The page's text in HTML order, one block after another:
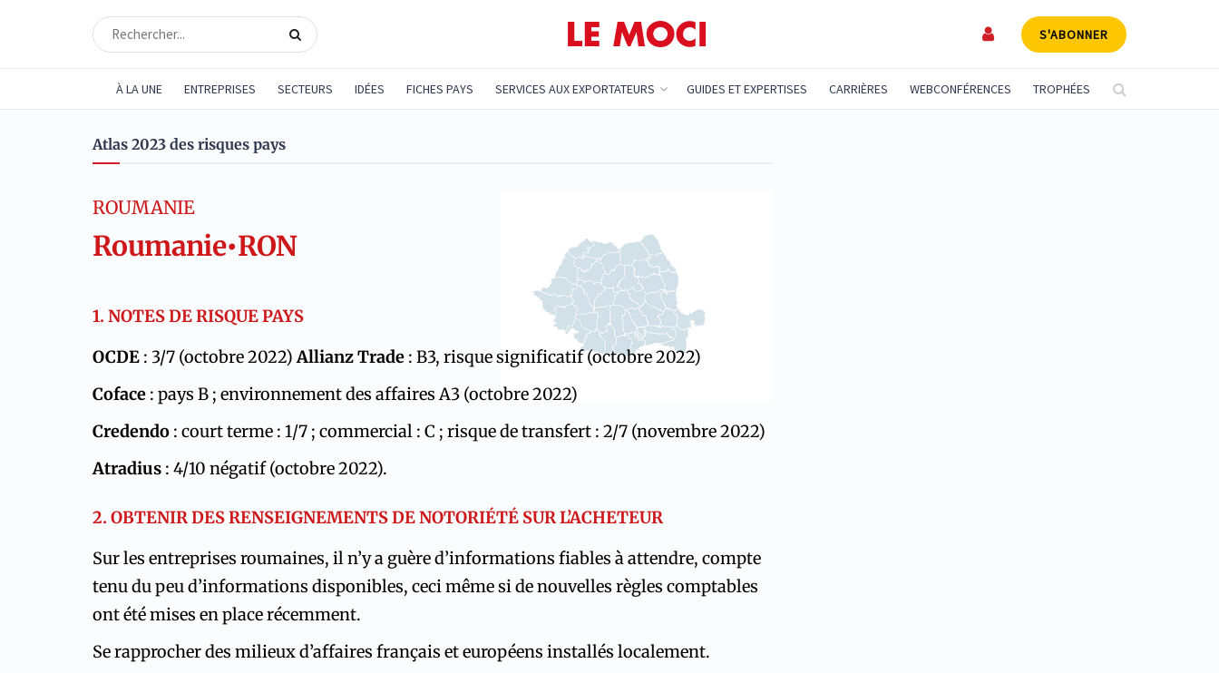
S'ABONNER
À LA UNE ENTREPRISES SECTEURS IDÉES FICHES PAYS SERVICES AUX EXPORTATEURS GUIDES ET EXPERTISES CARRIÈRES WEBCONFÉRENCES TROPHÉES
Atlas 2023 des risques pays
ROUMANIE
Roumanie•RON
1. NOTES DE RISQUE PAYS
OCDE : 3/7 (octobre 2022) Allianz Trade : B3, risque significatif (octobre 2022)
Coface : pays B ; environnement des affaires A3 (octobre 2022)
Credendo : court terme : 1/7 ; commercial : C ; risque de transfert : 2/7 (novembre 2022)
Atradius : 4/10 négatif (octobre 2022).
2. OBTENIR DES RENSEIGNEMENTS DE NOTORIÉTÉ SUR L’ACHETEUR
Sur les entreprises roumaines, il n’y a guère d’informations fiables à attendre, compte
tenu du peu d’informations disponibles, ceci même si de nouvelles règles comptables
ont été mises en place récemment.
Se rapprocher des milieux d’affaires français et européens installés localement.